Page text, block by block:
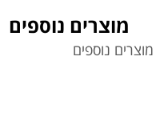
מוצרים נוספים
מוצרים נוספים